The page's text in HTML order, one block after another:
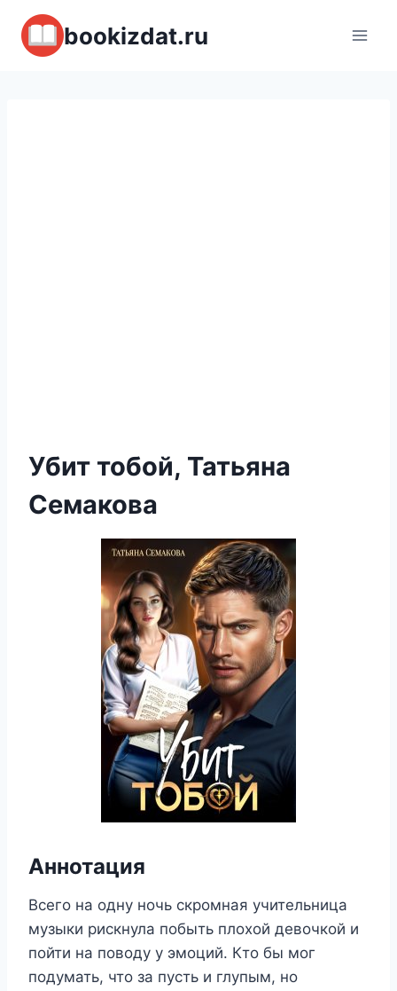
Перейти
содержимому
bookizdat.ru
Убит тобой, Татьяна
Семакова
Аннотация
Всего на одну ночь скромная учительница
музыки рискнула побыть плохой девочкой и
пойти на поводу у эмоций. Кто бы мог
подумать, что за пусть и глупым, но